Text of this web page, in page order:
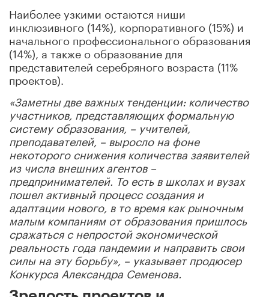
Наиболее узкими остаются ниши
инклюзивного (14%), корпоративного (15%) и
начального профессионального образования
(14%), а также о образование для
представителей серебряного возраста (11%
проектов).
«Заметны две важных тенденции: количество
участников, представляющих формальную
систему образования, – учителей,
преподавателей, – выросло на фоне
некоторого снижения количества заявителей
из числа внешних агентов –
предпринимателей. То есть в школах и вузах
пошел активный процесс создания и
адаптации нового, в то время как рыночным
малым компаниям от образования пришлось
сражаться с непростой экономической
реальность года пандемии и направить свои
силы на эту борьбу», – указывает продюсер
Конкурса Александра Семенова.